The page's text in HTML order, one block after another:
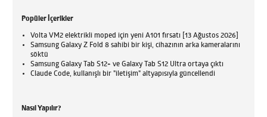
Popüler İçerikler
Volta VM2 elektrikli moped için yeni A101 fırsatı [13 Ağustos 2026]
Samsung Galaxy Z Fold 8 sahibi bir kişi, cihazının arka kameralarını
söktü
Samsung Galaxy Tab S12+ ve Galaxy Tab S12 Ultra ortaya çıktı
Claude Code, kullanışlı bir "iletişim" altyapısıyla güncellendi
Nasıl Yapılır?